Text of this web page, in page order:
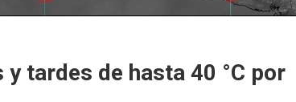
tardes de hasta 40 °C por